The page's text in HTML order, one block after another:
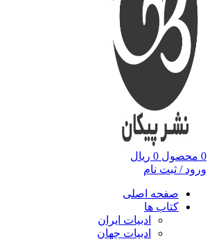
0 محصول 0 ریال
ورود / ثبت نام
صفحه اصلی
کتاب ها
ادبیات ایران
ادبیات جهان